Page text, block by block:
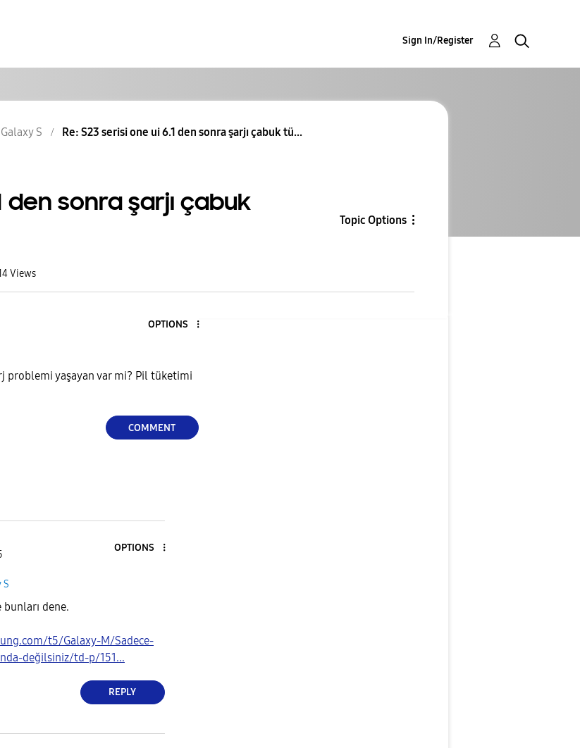
Sign In/Register
Galaxy S Re: S23 serisi one ui 6.1 den sonra şarjı çabuk tü...
den sonra şarjı çabuk
Topic Options
Views
OPTIONS
problemi yaşayan var mi? Pil tüketimi
COMMENT
OPTIONS
S
bunları dene.
t5/Galaxy-M/Sadece-
değilsiniz/td-p/151...
REPLY